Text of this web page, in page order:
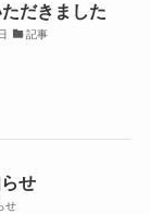
だきました
記事
せ
せ